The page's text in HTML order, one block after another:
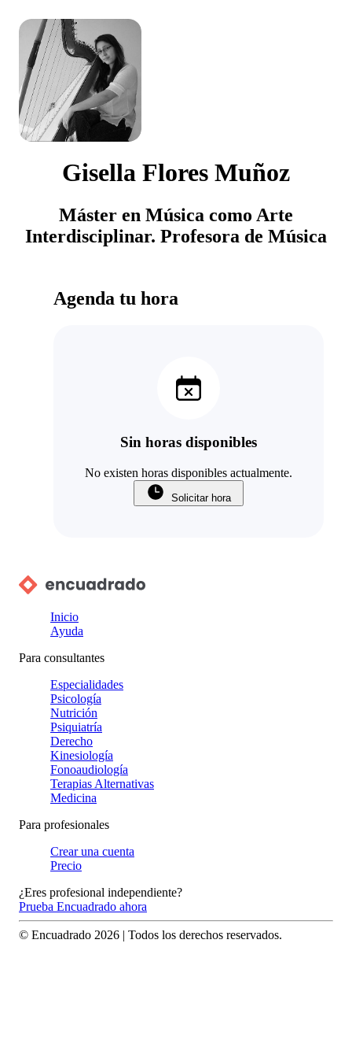
Gisella Flores Muñoz
Máster en Música como Arte
Interdisciplinar. Profesora de Música
Agenda tu hora
Sin horas disponibles
No existen horas disponibles actualmente.
Solicitar hora
Inicio
Ayuda
Para consultantes
Especialidades
Psicología
Nutrición
Psiquiatría
Derecho
Kinesiología
Fonoaudiología
Terapias Alternativas
Medicina
Para profesionales
Crear una cuenta
Precio
¿Eres profesional independiente?
Prueba Encuadrado ahora
© Encuadrado 2026 | Todos los derechos reservados.